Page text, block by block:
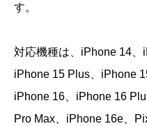
す。
対応機種は、iPhone 14、
iPhone 15 Plus、iPhone
iPhone 16、iPhone 16
Pro Max、iPhone 16e、